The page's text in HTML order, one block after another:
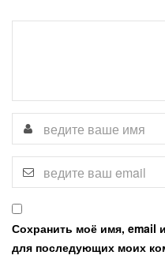
Сохранить моё имя, email
для последующих моих